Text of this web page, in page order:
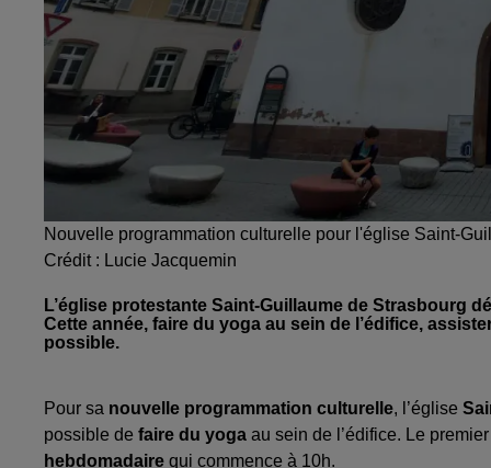
Nouvelle programmation culturelle pour l'église Saint-
Crédit : Lucie Jacquemin
L’église protestante Saint-Guillaume de Strasbourg
Cette année, faire du yoga au sein de l’édifice,
possible.
Pour sa nouvelle programmation culturelle, l’église
possible de faire du yoga au sein de l’édifice. Le
hebdomadaire qui commence à 10h.